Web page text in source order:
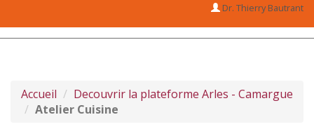
Dr. Thierry Bautrant
Accueil
Decouvrir la plateforme Arles - Camargue
Atelier Cuisine